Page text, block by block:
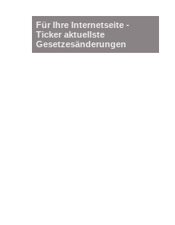
Für Ihre Internetseite -
Ticker aktuellste
Gesetzesänderungen